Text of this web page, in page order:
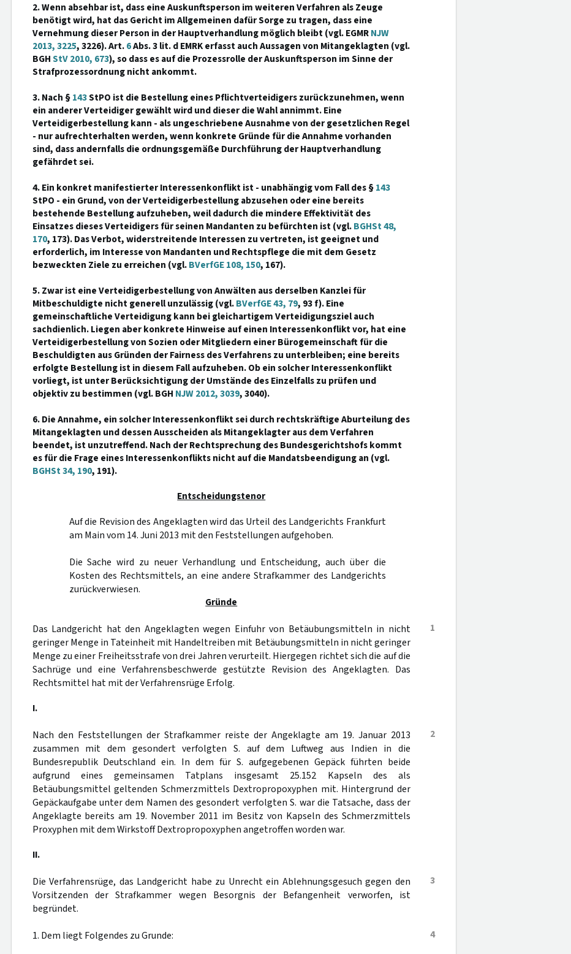
2. Wenn absehbar ist, dass eine Auskunftsperson im weiteren Verfahren als Zeuge
benötigt wird, hat das Gericht im Allgemeinen dafür Sorge zu tragen, dass eine
Vernehmung dieser Person in der Hauptverhandlung möglich bleibt (vgl. EGMRNJW
2013, 3225, 3226). Art.6Abs. 3 lit. d EMRK erfasst auch Aussagen von Mitangeklagten (vgl.
BGHStV 2010, 673), so dass es auf die Prozessrolle der Auskunftsperson im Sinne der
Strafprozessordnung nicht ankommt.
3. Nach §143StPO ist die Bestellung eines Pflichtverteidigers zurückzunehmen, wenn
ein anderer Verteidiger gewählt wird und dieser die Wahl annimmt. Eine
Verteidigerbestellung kann - als ungeschriebene Ausnahme von der gesetzlichen Regel
- nur aufrechterhalten werden, wenn konkrete Gründe für die Annahme vorhanden
sind, dass andernfalls die ordnungsgemäße Durchführung der Hauptverhandlung
gefährdet sei.
4. Ein konkret manifestierter Interessenkonflikt ist - unabhängig vom Fall des §143
StPO - ein Grund, von der Verteidigerbestellung abzusehen oder eine bereits
bestehende Bestellung aufzuheben, weil dadurch die mindere Effektivität des
Einsatzes dieses Verteidigers für seinen Mandanten zu befürchten ist (vgl.BGHSt 48,
170, 173). Das Verbot, widerstreitende Interessen zu vertreten, ist geeignet und
erforderlich, im Interesse von Mandanten und Rechtspflege die mit dem Gesetz
bezweckten Ziele zu erreichen (vgl.BVerfGE 108, 150, 167).
5. Zwar ist eine Verteidigerbestellung von Anwälten aus derselben Kanzlei für
Mitbeschuldigte nicht generell unzulässig (vgl.BVerfGE 43, 79, 93 f). Eine
gemeinschaftliche Verteidigung kann bei gleichartigem Verteidigungsziel auch
sachdienlich. Liegen aber konkrete Hinweise auf einen Interessenkonflikt vor, hat eine
Verteidigerbestellung von Sozien oder Mitgliedern einer Bürogemeinschaft für die
Beschuldigten aus Gründen der Fairness des Verfahrens zu unterbleiben; eine bereits
erfolgte Bestellung ist in diesem Fall aufzuheben. Ob ein solcher Interessenkonflikt
vorliegt, ist unter Berücksichtigung der Umstände des Einzelfalls zu prüfen und
objektiv zu bestimmen (vgl. BGH NJW 2012, 3039, 3040).
6. Die Annahme, ein solcher Interessenkonflikt sei durch rechtskräftige Aburteilung des
Mitangeklagten und dessen Ausscheiden als Mitangeklagter aus dem Verfahren
beendet, ist unzutreffend. Nach der Rechtsprechung des Bundesgerichtshofs kommt
es für die Frage eines Interessenkonflikts nicht auf die Mandatsbeendigung an (vgl.
BGHSt 34, 190, 191).
Entscheidungstenor
Auf die Revision des Angeklagten wird das Urteil des Landgerichts Frankfurt
am Main vom 14. Juni 2013 mit den Feststellungen aufgehoben.
Die Sache wird zu neuer Verhandlung und Entscheidung, auch über die
Kosten des Rechtsmittels, an eine andere Strafkammer des Landgerichts
zurückverwiesen.
Gründe
1
Das Landgericht hat den Angeklagten wegen Einfuhr von Betäubungsmitteln in nicht
geringer Menge in Tateinheit mit Handeltreiben mit Betäubungsmitteln in nicht geringer
Menge zu einer Freiheitsstrafe von drei Jahren verurteilt. Hiergegen richtet sich die auf die
Sachrüge und eine Verfahrensbeschwerde gestützte Revision des Angeklagten. Das
Rechtsmittel hat mit der Verfahrensrüge Erfolg.
I.
2
Nach den Feststellungen der Strafkammer reiste der Angeklagte am 19. Januar 2013
zusammen mit dem gesondert verfolgten S. auf dem Luftweg aus Indien in die
Bundesrepublik Deutschland ein. In dem für S. aufgegebenen Gepäck führten beide
aufgrund eines gemeinsamen Tatplans insgesamt 25.152 Kapseln des als
Betäubungsmittel geltenden Schmerzmittels Dextropropoxyphen mit. Hintergrund der
Gepäckaufgabe unter dem Namen des gesondert verfolgten S. war die Tatsache, dass der
Angeklagte bereits am 19. November 2011 im Besitz von Kapseln des Schmerzmittels
Proxyphen mit dem Wirkstoff Dextropropoxyphen angetroffen worden war.
II.
3
Die Verfahrensrüge, das Landgericht habe zu Unrecht ein Ablehnungsgesuch gegen den
Vorsitzenden der Strafkammer wegen Besorgnis der Befangenheit verworfen, ist
begründet.
4
1. Dem liegt Folgendes zu Grunde: